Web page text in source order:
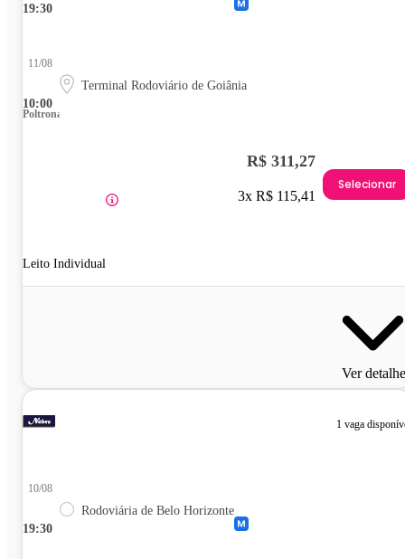
19:30
10:00
11/08
Terminal Rodoviário de Goiânia
Poltrona
Leito Individual
R$ 311,27
3x R$ 115,41
Selecionar
Ver
1 vaga
19:30
10/08
Rodoviária de Belo Horizonte